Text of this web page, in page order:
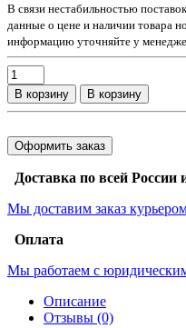
В связи нестабильностью
данные о цене и наличии товара
информацию уточняйте у
В корзину В корзину
Оформить заказ
Доставка по всей
Мы доставим заказ
Оплата
Мы работаем с
Описание
Отзывы (0)